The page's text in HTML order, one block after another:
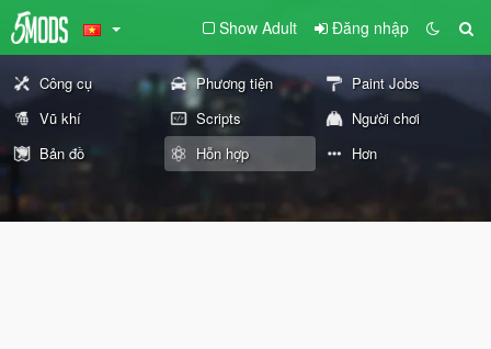
Show Adult Đăng nhập
Công cụ Phương tiện
Paint Jobs
Vũ khí
Scripts
Người chơi
Bản đồ
Hỗn hợp Hơn